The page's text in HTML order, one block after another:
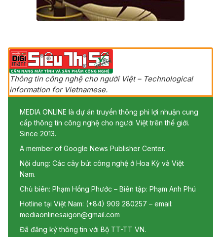
Thông tin công nghệ cho người Việt – Technological
information for Vietnamese.
MEDIA ONLINE là dự án truyền thông phi lợi nhuận cung
cấp thông tin công nghệ cho người Việt trên thế giới.
Since 2013.
A member of Google News Publisher Center.
Nội dung: Các cây bút công nghệ ở Hoa Kỳ và Việt
Nam.
Chủ biên: Phạm Hồng Phước – Biên tập: Phạm Anh Phú
Hotline tại Việt Nam: (+84) 909 280257 – email:
mediaonlinesaigon@gmail.com
Đã đăng ký thông tin với Bộ TT-TT VN.